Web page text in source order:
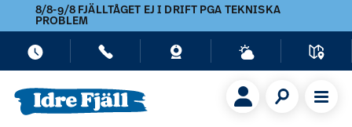
8/8-9/8 FJÄLLTÅGET EJ I DRIFT PGA TEKNISKA
PROBLEM